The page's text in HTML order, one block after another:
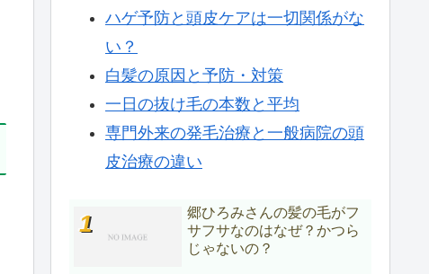
ハゲ予防と頭皮ケアは一切関係がな
い？
白髪の原因と予防・対策
一日の抜け毛の本数と平均
専門外来の発毛治療と一般病院の頭
皮治療の違い
郷ひろみさんの髪の毛がフ
サフサなのはなぜ？かつら
じゃないの？